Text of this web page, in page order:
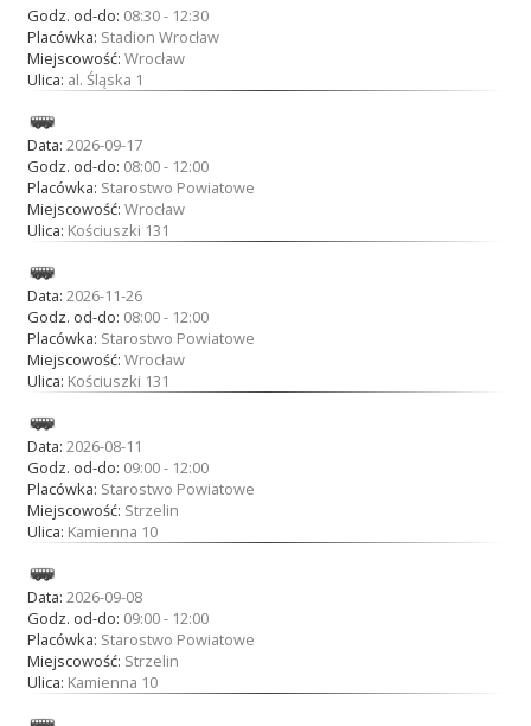
Godz. od-do: 08:30 - 12:30
Placówka: Stadion Wrocław
Miejscowość: Wrocław
Ulica: al. Śląska 1
Data: 2026-09-17
Godz. od-do: 08:00 - 12:00
Placówka: Starostwo Powiatowe
Miejscowość: Wrocław
Ulica: Kościuszki 131
Data: 2026-11-26
Godz. od-do: 08:00 - 12:00
Placówka: Starostwo Powiatowe
Miejscowość: Wrocław
Ulica: Kościuszki 131
Data: 2026-08-11
Godz. od-do: 09:00 - 12:00
Placówka: Starostwo Powiatowe
Miejscowość: Strzelin
Ulica: Kamienna 10
Data: 2026-09-08
Godz. od-do: 09:00 - 12:00
Placówka: Starostwo Powiatowe
Miejscowość: Strzelin
Ulica: Kamienna 10